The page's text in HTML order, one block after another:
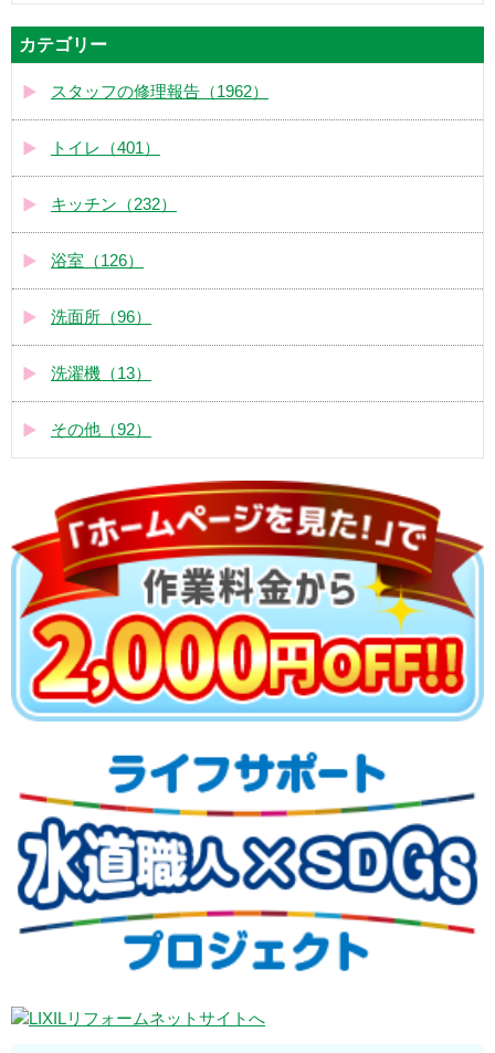
カテゴリー
スタッフの修理報告（1962）
トイレ（401）
キッチン（232）
浴室（126）
洗面所（96）
洗濯機（13）
その他（92）